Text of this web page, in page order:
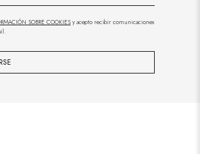
SOBRE COOKIES y acepto recibir comunicaciones